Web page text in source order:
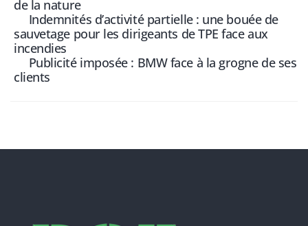
de la nature
Indemnités d’activité partielle : une bouée de
sauvetage pour les dirigeants de TPE face aux
incendies
Publicité imposée : BMW face à la grogne de ses
clients